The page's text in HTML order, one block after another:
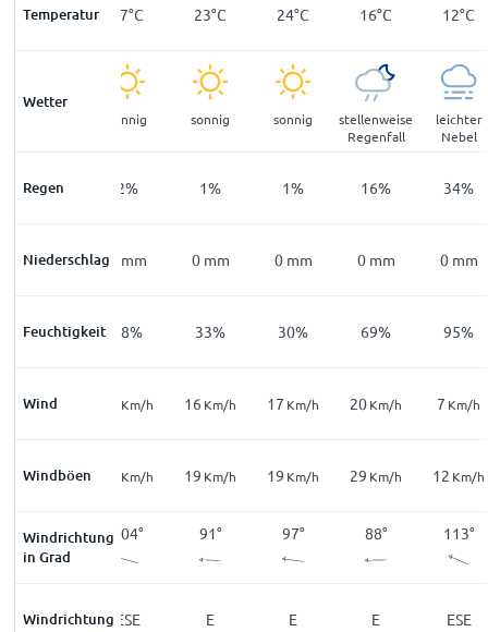
Temperatur
9°C 17°C 23°C 24°C 16°C 12°C
Wetter
sonnig sonnig sonnig
stellenweise
Regenfall
leichter
Nebel
Regen
24% 2% 1% 1% 16% 34%
Niederschlag
0 mm 0 mm 0 mm 0 mm 0 mm 0 mm
Feuchtigkeit
94% 48% 33% 30% 69% 95%
Wind
6Km/h Km/h 16 Km/h 17 Km/h 20Km/h 7 Km/h
Windböen
12Km/h Km/h 19 Km/h 19 Km/h 29 Km/h 12 Km/h
Windrichtung
in Grad
147° 104° 91° 97° 88° 113°
Windrichtung
SSE ESE E E E ESE